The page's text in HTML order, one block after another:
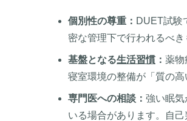
個別性の尊重： DUET試験
密な管理下で行われるべき
基盤となる生活習慣 ： 薬物
寝室環境の整備が「質の高
専門医への相談： 強い眠気
いる場合があります。自